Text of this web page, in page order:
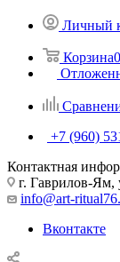
Личный
Корзина0
+7 (960)
Контактная
г. Гаврилов-Ям,
info@art-
Вконтакте